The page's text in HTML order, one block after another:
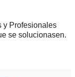
y Profesionales
se solucionasen.